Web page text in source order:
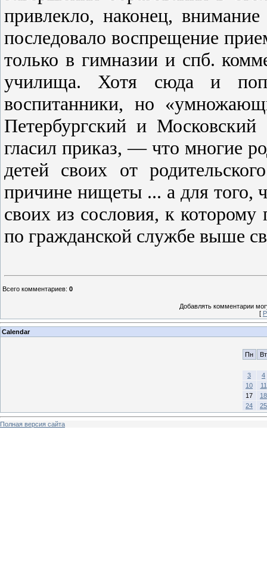
привлекло, наконец,
последовало воспрещение
только в гимназии и спб.
училища. Хотя сюда и
воспитанники, но
Петербургский и
гласил приказ, — что многие
детей своих от
причине нищеты ... а для того,
своих из сословия, к
по гражданской службе выше
Всего комментариев: 0
Добавлять комментарии
[
Calendar
Пн Вт
3
4
10
11
17
18
24
25
Полная версия сайта